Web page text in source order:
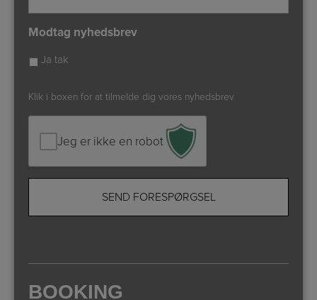
Modtag nyhedsbrev
Ja tak
Klik i boxen for at tilmelde dig vores nyhedsbrev
Jeg er ikke en robot
BOOKING